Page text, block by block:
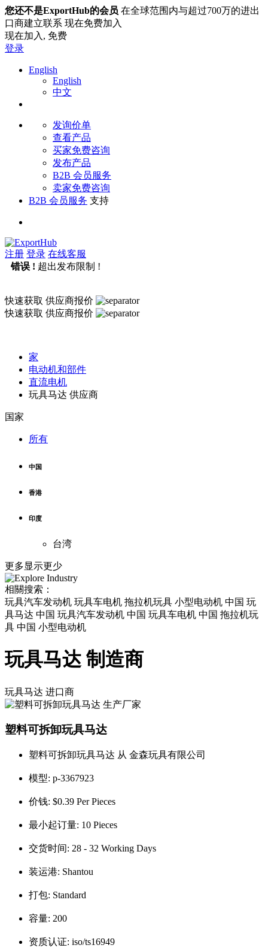
您还不是ExportHub的会员 在全球范围内与超过700万的进出
口商建立联系 现在免费加入
现在加入, 免费
登录
English
English
中文
发询价单
查看产品
买家免费咨询
发布产品
B2B 会员服务
卖家免费咨询
B2B 会员服务 支持
注册 登录 在线客服
错误 ! 超出发布限制 !
快速获取 供应商报价
快速获取 供应商报价
家
电动机和部件
直流电机
玩具马达 供应商
国家
所有
中国
香港
印度
台湾
更多显示更少
相關搜索：
玩具汽车发动机 玩具车电机 拖拉机玩具 小型电动机 中国 玩
具马达 中国 玩具汽车发动机 中国 玩具车电机 中国 拖拉机玩
具 中国 小型电动机
玩具马达 制造商
玩具马达 进口商
塑料可拆卸玩具马达
塑料可拆卸玩具马达 从 金森玩具有限公司
模型: p-3367923
价钱: $0.39 Per Pieces
最小起订量: 10 Pieces
交货时间: 28 - 32 Working Days
装运港: Shantou
打包: Standard
容量: 200
资质认证: iso/ts16949